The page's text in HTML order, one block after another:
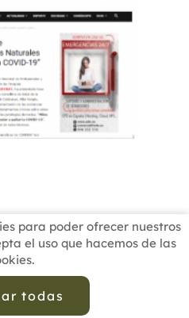
para poder ofrecer nuestros
el uso que hacemos de las
todas